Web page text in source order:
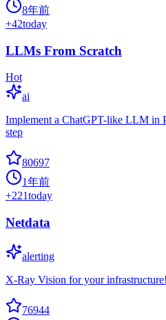
8年前
+42today
LLMs From Scratch
Hot
ai
Implement a ChatGPT-like LLM in
step
80697
1年前
+221today
Netdata
alerting
X-Ray Vision for your infrastructure!
76944